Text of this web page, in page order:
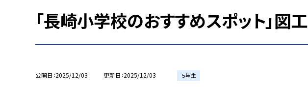
「長崎小学校のおすすめスポット」図工
公開日 2025/12/03 更新日 2025/12/03 ５年生